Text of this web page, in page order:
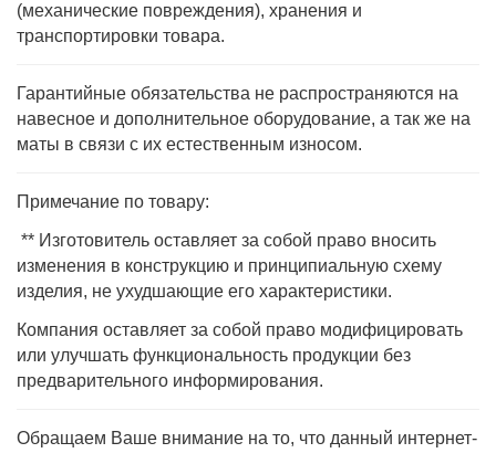
(механические повреждения), хранения и
транспортировки товара.
Гарантийные обязательства не распространяются на
навесное и дополнительное оборудование, а так же на
маты в связи с их естественным износом.
Примечание по товару:
** Изготовитель оставляет за собой право вносить
изменения в конструкцию и принципиальную схему
изделия, не ухудшающие его характеристики.
Компания оставляет за собой право модифицировать
или улучшать функциональность продукции без
предварительного информирования.
Обращаем Ваше внимание на то, что данный интернет-